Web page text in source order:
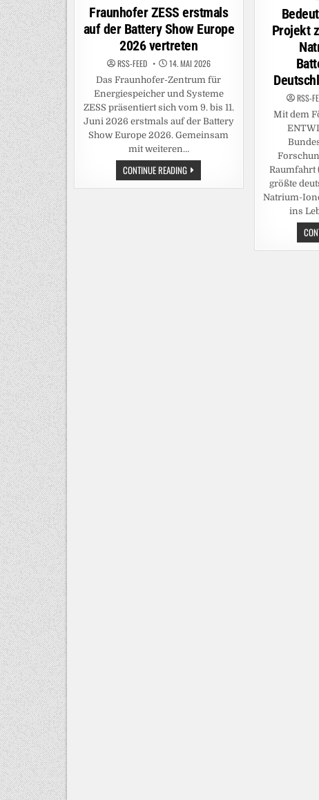
in
Fraunhofer ZESS erstmals
auf der Battery Show Europe
2026 vertreten
RSS-FEED 14. MAI 2026
Das Fraunhofer-Zentrum für
Energiespeicher und Systeme
ZESS präsentiert sich vom 9. bis 11.
Juni 2026 erstmals auf der Battery
Show Europe 2026. Gemeinsam
mit weiteren…
CONTINUE READINGFRAUNHOFER
ZESS
ERSTMALS
in
Projekt
RSS-
Mit dem
Raumfahrt
größte
Natrium-
ins